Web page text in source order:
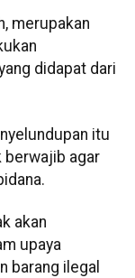
merupakan
didapat dari
itu
berwajib agar
akan
upaya
barang ilegal